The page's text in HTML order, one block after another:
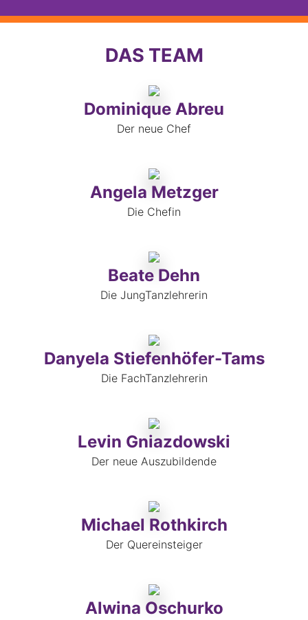
DAS TEAM
Dominique Abreu
Der neue Chef
Angela Metzger
Die Chefin
Beate Dehn
Die JungTanzlehrerin
Danyela Stiefenhöfer-Tams
Die FachTanzlehrerin
Levin Gniazdowski
Der neue Auszubildende
Michael Rothkirch
Der Quereinsteiger
Alwina Oschurko